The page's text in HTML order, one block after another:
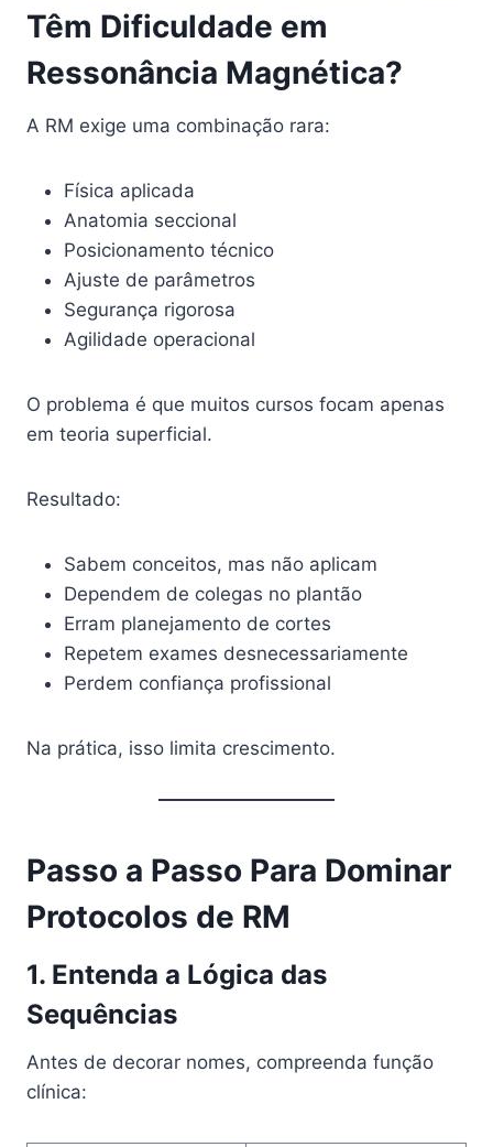
Têm Dificuldade em
Ressonância Magnética?
A RM exige uma combinação rara:
Física aplicada
Anatomia seccional
Posicionamento técnico
Ajuste de parâmetros
Segurança rigorosa
Agilidade operacional
O problema é que muitos cursos focam apenas
em teoria superficial.
Resultado:
Sabem conceitos, mas não aplicam
Dependem de colegas no plantão
Erram planejamento de cortes
Repetem exames desnecessariamente
Perdem confiança profissional
Na prática, isso limita crescimento.
Passo a Passo Para Dominar
Protocolos de RM
1. Entenda a Lógica das
Sequências
Antes de decorar nomes, compreenda função
clínica: